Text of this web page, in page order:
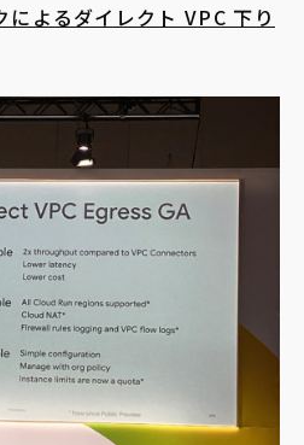
によるダイレクト VPC 下り